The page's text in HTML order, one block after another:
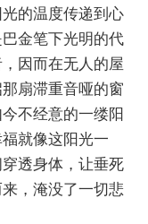
的温度传递到心
金笔下光明的代
因而在无人的屋
扇滞重音哑的窗
不经意的一缕阳
就像这阳光一
透身体，让垂死
，淹没了一切悲